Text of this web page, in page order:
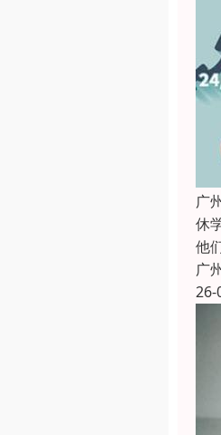
广
休
他
广
26-